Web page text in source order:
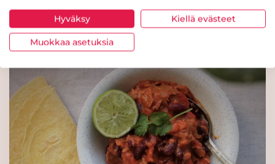
Nyhtökaura-kaalilaatikko
Hyväksy Kiellä evästeet
Muokkaa asetuksia